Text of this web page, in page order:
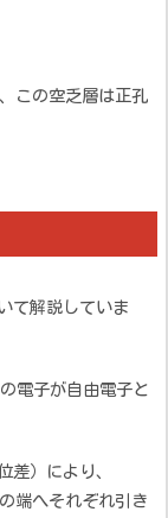
この空乏層は正孔
て解説していま
電子が自由電子と
差）により、
端へそれぞれ引き